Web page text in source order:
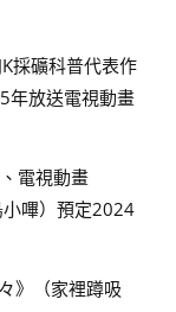
採礦科普代表作
年放送電視動畫
電視動畫
小嗶）預定2024
》（家裡蹲吸